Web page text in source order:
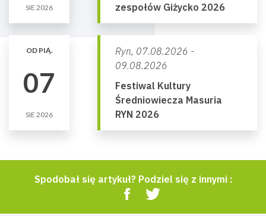
SIE 2026
zespołów Giżycko 2026
OD PIĄ.
07
SIE 2026
Ryn, 07.08.2026 -
09.08.2026
Festiwal Kultury
Średniowiecza Masuria
RYN 2026
Spodobał się artykuł? Podziel się z innymi :